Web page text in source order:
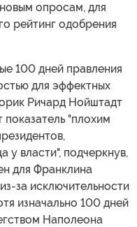
опросам, для
рейтинг одобрения
100 дней правления
для эффектных
Ричард Нойштадт
"плохим
у власти", подчеркнув,
для Франклина
за исключительности
изначально 100 дней
Наполеона